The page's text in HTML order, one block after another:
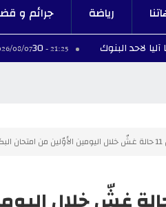
رياضة جرائم و
21:25 - 2026/08/07